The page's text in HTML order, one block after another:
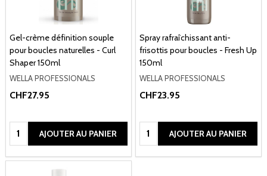
Gel-crème définition souple
pour boucles naturelles - Curl
Shaper 150ml
WELLA PROFESSIONALS
CHF27.95
Quantité:AJOUTER AU PANIER
Spray rafraîchissant anti-
frisottis pour boucles - Fresh Up
150ml
WELLA PROFESSIONALS
CHF23.95
Quantité:AJOUTER AU PANIER